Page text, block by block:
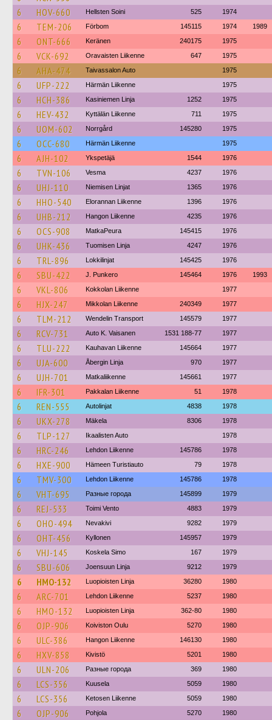
6 HOV-660 Hellsten Soini 525 1974
6 TEM-206 Förbom 145115 1974 1989
6 ONT-666 Keränen 240175 1975
6 VCK-692 Oravaisten Liikenne 647 1975
6 AHA-474 Taivassalon Auto 1975
6 UFP-222 Härmän Liikenne 1975
6 HCH-386 Kasiniemen Linja 1252 1975
6 HEV-432 Kyttälän Liikenne 711 1975
6 UOM-602 Norrgård 145280 1975
6 OCC-680 Härmän Liikenne 1975
6 AJH-102 Ykspetäjä 1544 1976
6 TVN-106 Vesma 4237 1976
6 UHJ-110 Niemisen Linjat 1365 1976
6 HHO-540 Elorannan Liikenne 1396 1976
6 UHB-212 Hangon Liikenne 4235 1976
6 OCS-908 MatkaPeura 145415 1976
6 UHK-436 Tuomisen Linja 4247 1976
6 TRL-896 Lokkilinjat 145425 1976
6 SBU-422 J. Punkero 145464 1976 1993
6 VKL-806 Kokkolan Liikenne 1977
6 HJX-247 Mikkolan Liikenne 240349 1977
6 TLM-212 Wendelin Transport 145579 1977
6 RCV-731 Auto K. Vaisanen 1531 188-77 1977
6 TLU-222 Kauhavan Liikenne 145664 1977
6 UJA-600 Åbergin Linja 970 1977
6 UJH-701 Matkaliikenne 145661 1977
6 IFR-301 Pakkalan Liikenne 51 1978
6 REN-555 Autolinjat 4838 1978
6 UKX-278 Mäkela 8306 1978
6 TLP-127 Ikaalisten Auto 1978
6 HRC-246 Lehdon Liikenne 145786 1978
6 HXE-900 Hämeen Turistiauto 79 1978
6 TMV-300 Lehdon Liikenne 145786 1978
6 VHT-695 Разные города 145899 1979
6 REJ-533 Toimi Vento 4883 1979
6 OHO-494 Nevakivi 9282 1979
6 OHT-456 Kyllonen 145957 1979
6 VHJ-145 Koskela Simo 167 1979
6 SBU-606 Joensuun Linja 9212 1979
6 HMO-132 Luopioisten Linja 36280 1980
6 ARC-701 Lehdon Liikenne 5237 1980
6 HMO-132 Luopioisten Linja 362-80 1980
6 OJP-906 Koiviston Oulu 5270 1980
6 ULC-386 Hangon Liikenne 146130 1980
6 HXV-858 Kivistö 5201 1980
6 ULN-206 Разные города 369 1980
6 LCS-356 Kuusela 5059 1980
6 LCS-356 Ketosen Liikenne 5059 1980
6 OJP-906 Pohjola 5270 1980